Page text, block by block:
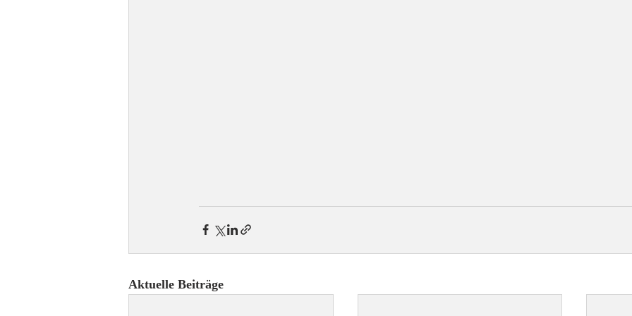
Aktuelle Beiträge